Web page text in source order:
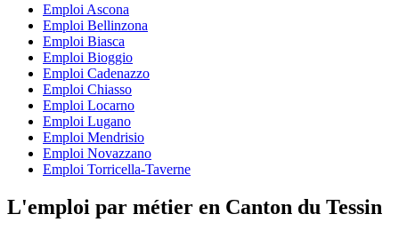
Emploi Ascona
Emploi Bellinzona
Emploi Biasca
Emploi Bioggio
Emploi Cadenazzo
Emploi Chiasso
Emploi Locarno
Emploi Lugano
Emploi Mendrisio
Emploi Novazzano
Emploi Torricella-Taverne
L'emploi par métier en Canton du Tessin